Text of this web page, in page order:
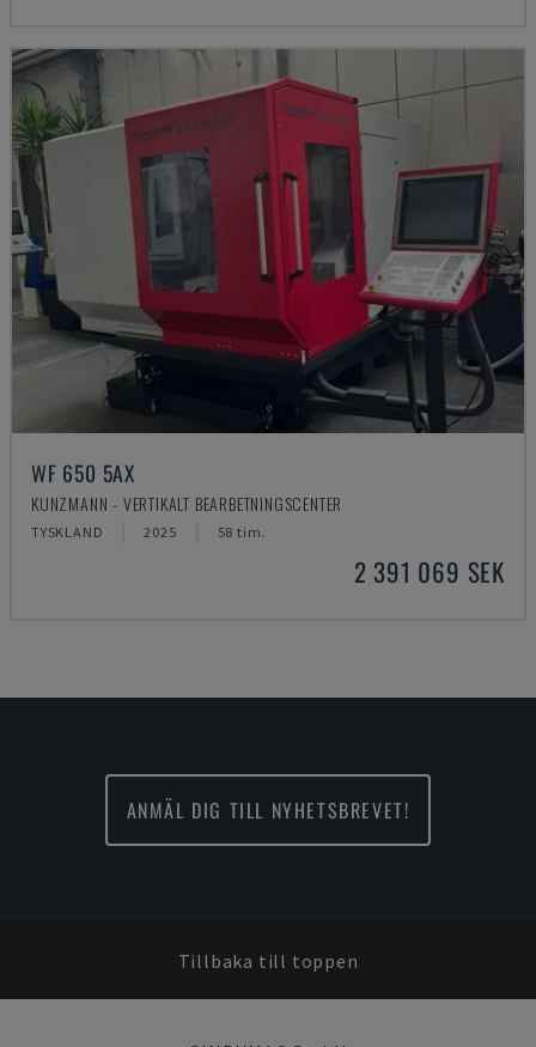
WF 650 5AX
KUNZMANN - VERTIKALT BEARBETNINGSCENTER
TYSKLAND 2025 58 tim.
2 391 069 SEK
ANMÄL DIG TILL NYHETSBREVET!
Tillbaka till toppen